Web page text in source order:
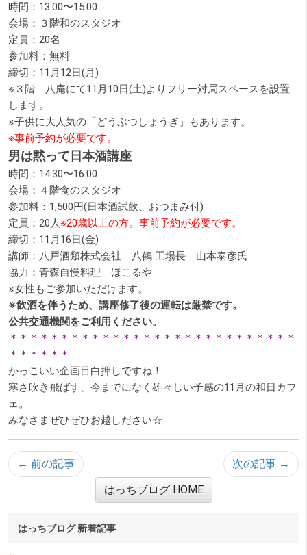
時間：13:00〜15:00
会場：３階和のスタジオ
定員：20名
参加料：無料
締切：11月12日(月)
※３階 八庵にて11月10日(土)よりフリー対局スペースを設置
します。
※子供に大人気の「どうぶつしょうぎ」もあります。
※事前予約が必要です。
男は黙って日本酒講座
時間：14:30〜16:00
会場：４階食のスタジオ
参加料：1,500円(日本酒試飲、おつまみ付)
定員：20人※20歳以上の方。 事前予約が必要です。
締切；11月16日(金)
講師：八戸酒類株式会社 八鶴 工場長 山本泰彦氏
協力：青森自慢料理 ほこるや
※女性もご参加いただけます。
※飲酒を伴うため、講座修了後の運転は厳禁です。
公共交通機関をご利用ください。
＊＊＊＊＊＊＊＊＊＊＊＊＊＊＊＊＊＊＊＊＊＊＊＊＊＊＊＊
＊＊＊＊＊＊
かっこいい企画目白押しですね！
寒さ吹き飛ばす、今までになく雄々しい予感の11月の和日カフ
ェ。
みなさまぜひぜひお越しださい☆
← 前の記事
次の記事 →
はっちブログ HOME
サブメニュー
はっちブログ 新着記事